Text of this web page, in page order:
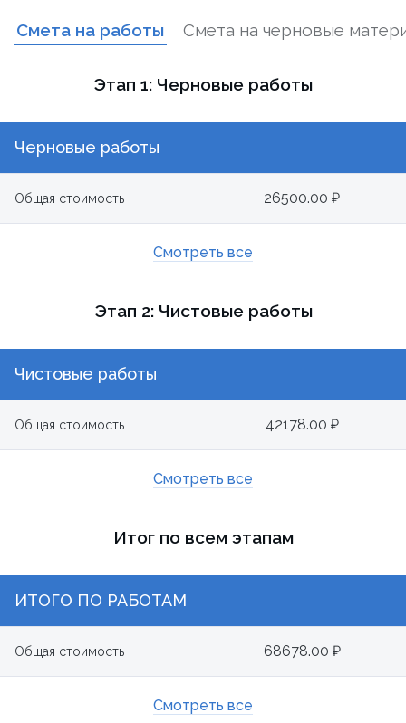
Смета на работы Смета на черновые
Этап 1: Черновые работы
Черновые работы
Общая стоимость 26500.00 ₽
Смотреть все
Этап 2: Чистовые работы
Чистовые работы
Общая стоимость 42178.00 ₽
Смотреть все
Итог по всем этапам
ИТОГО ПО РАБОТАМ
Общая стоимость 68678.00 ₽
Смотреть все